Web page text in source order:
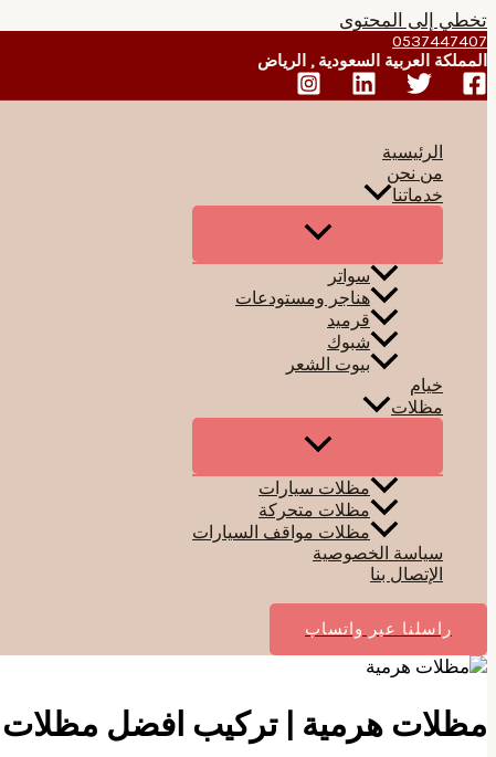
تخطي إلى المحتوى
0537447407
المملكة العربية السعودية , الرياض
الرئيسية
من نحن
خدماتنا
سواتر
هناجر ومستودعات
قرميد
شبوك
بيوت الشعر
خيام
مظلات
مظلات سيارات
مظلات متحركة
مظلات مواقف السيارات
سياسة الخصوصية
الإتصال بنا
راسلنا عبر واتساب
مظلات هرمية | تركيب افضل